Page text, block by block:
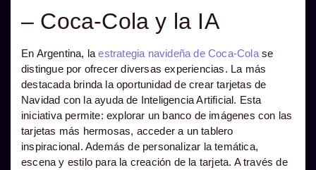
– Coca-Cola y la IA
En Argentina, laestrategia navideña de Coca-Colase
distingue por ofrecer diversas experiencias. La más
destacada brinda la oportunidad de crear tarjetas de
Navidad con la ayuda de Inteligencia Artificial. Esta
iniciativa permite: explorar un banco de imágenes con las
tarjetas más hermosas, acceder a un tablero
inspiracional. Además de personalizar la temática,
escena y estilo para la creación de la tarjeta. A través de